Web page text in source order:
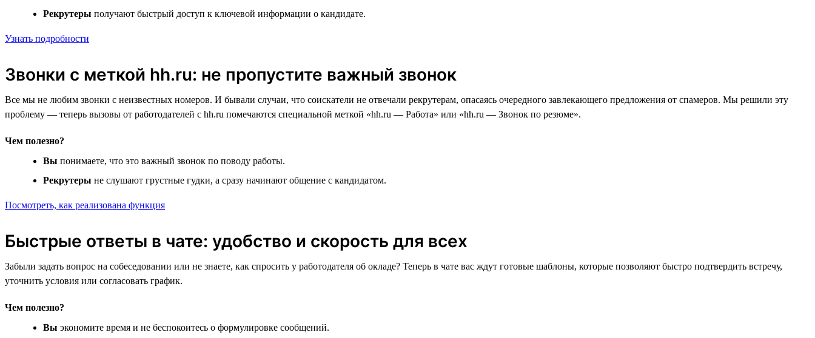
Рекрутеры получают быстрый доступ к ключевой информации о кандидате.
Узнать подробности
Звонки с меткой hh.ru: не пропустите важный звонок
Все мы не любим звонки с неизвестных номеров. И бывали случаи, что соискатели не отвечали рекрутерам, опасаясь очередного завлекающего предложения от спамеров. Мы решили эту
проблему — теперь вызовы от работодателей с hh.ru помечаются специальной меткой «hh.ru — Работа» или «hh.ru — Звонок по резюме».
Чем полезно?
Вы понимаете, что это важный звонок по поводу работы.
Рекрутеры не слушают грустные гудки, а сразу начинают общение с кандидатом.
Посмотреть, как реализована функция
Быстрые ответы в чате: удобство и скорость для всех
Забыли задать вопрос на собеседовании или не знаете, как спросить у работодателя об окладе? Теперь в чате вас ждут готовые шаблоны, которые позволяют быстро подтвердить встречу,
уточнить условия или согласовать график.
Чем полезно?
Вы экономите время и не беспокоитесь о формулировке сообщений.